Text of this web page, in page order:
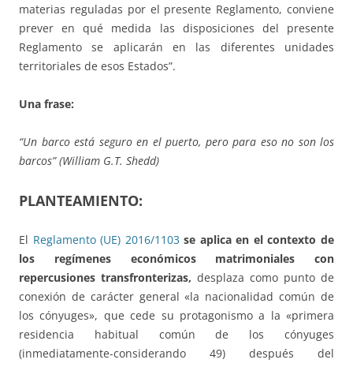
materias reguladas por el presente Reglamento, conviene
prever en qué medida las disposiciones del presente
Reglamento se aplicarán en las diferentes unidades
territoriales de esos Estados”.
Una frase:
“Un barco está seguro en el puerto, pero para eso no son los
barcos” (William G.T. Shedd)
PLANTEAMIENTO:
El Reglamento (UE) 2016/1103 se aplica en el contexto de
los regímenes económicos matrimoniales con
repercusiones transfronterizas, desplaza como punto de
conexión de carácter general «la nacionalidad común de
los cónyuges», que cede su protagonismo a la «primera
residencia habitual común de los cónyuges
(inmediatamente-considerando 49) después del